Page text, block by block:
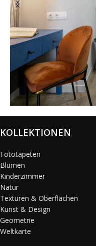
@karols_interiors
KOLLEKTIONEN
Fototapeten
Blumen
Kinderzimmer
Natur
Texturen & Oberflächen
Kunst & Design
Geometrie
Weltkarte